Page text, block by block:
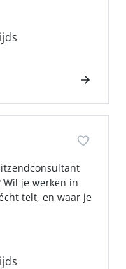
Wil je werken in
telt, en waar je